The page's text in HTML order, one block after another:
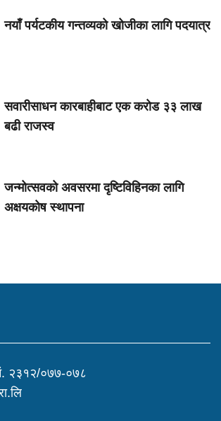
नयाँ पर्यटकीय गन्तव्यको खोजीका लागि पदयात्र
सवारीसाधन कारबाहीबाट एक करोड ३३ लाख
बढी राजस्व
जन्मोत्सवको अवसरमा दृष्टिविहिनका लागि
अक्षयकोष स्थापना
नं. २३१२/०७७-०७८